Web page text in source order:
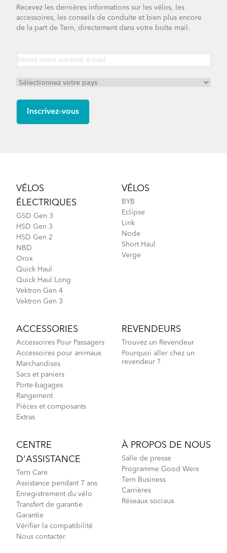
Rally - Gen 1
Rip - Gen 1
Recevez les dernières informations sur les vélos, les
accessoires, les conseils de conduite et bien plus encore
de la part de Tern, directement dans votre boîte mail.
VÉLOS
ÉLECTRIQUES
GSD Gen 3
HSD Gen 3
HSD Gen 2
NBD
Orox
Quick Haul
Quick Haul Long
Vektron Gen 4
Vektron Gen 3
VÉLOS
BYB
Eclipse
Link
Node
Short Haul
Verge
ACCESSORIES
Accessoires Pour Passagers
Accessoires pour animaux
Marchandises
Sacs et paniers
Porte-bagages
Rangement
Pièces et composants
Extras
REVENDEURS
Trouvez un Revendeur
Pourquoi aller chez un
revendeur ?
CENTRE
D'ASSISTANCE
Tern Care
Assistance pendant 7 ans
Enregistrement du vélo
Transfert de garantie
Garantie
Vérifier la compatibilité
Nous contacter
À PROPOS DE NOUS
Salle de presse
Programme Good Werx
Tern Business
Carrières
Réseaux sociaux